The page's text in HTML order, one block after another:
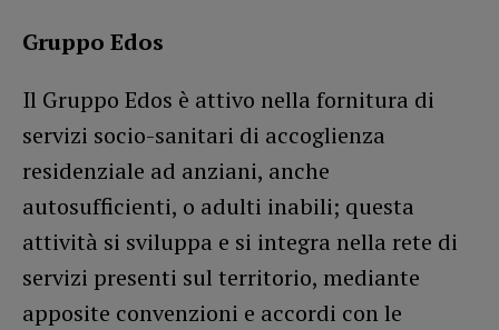
Gruppo Edos
Il Gruppo Edos è attivo nella fornitura di
servizi socio-sanitari di accoglienza
residenziale ad anziani, anche
autosufficienti, o adulti inabili; questa
attività si sviluppa e si integra nella rete di
servizi presenti sul territorio, mediante
apposite convenzioni e accordi con le